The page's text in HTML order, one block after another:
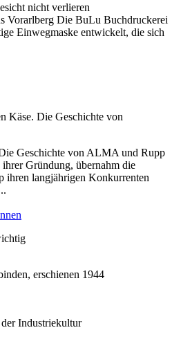
nicht verlieren
Vorarlberg Die BuLu Buchdruckerei
Einwegmaske entwickelt, die sich
Geschichte von ALMA und Rupp
Gründung, übernahm die
ihren langjährigen Konkurrenten
erschienen 1944